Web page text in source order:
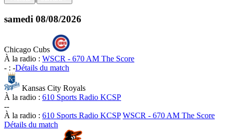
samedi 08/08/2026
Chicago Cubs
À la radio : WSCR - 670 AM The Score
- : -Détails du match
Kansas City Royals
À la radio : 610 Sports Radio KCSP
--
À la radio : 610 Sports Radio KCSP WSCR - 670 AM The Score
Détails du match